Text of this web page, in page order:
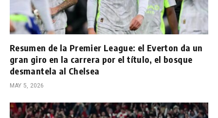
Resumen de la Premier League: el Everton da un
gran giro en la carrera por el título, el bosque
desmantela al Chelsea
MAY 5, 2026